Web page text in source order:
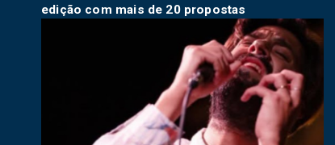
edição com mais de 20 propostas